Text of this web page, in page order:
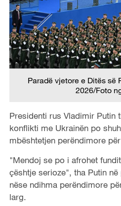
Paradë vjetore e Ditës së
2026/Foto
Presidenti rus Vladimir Putin
konflikti me Ukrainën po
mbështetjen perëndimore
"Mendoj se po i afrohet
çështje serioze", tha Putin
nëse ndihma perëndimore
larg.